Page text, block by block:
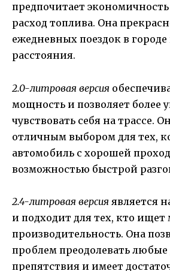
предпочитает
расход топлива. Она
ежедневных поездок в
расстояния.
2.0-литровая версия
мощность и позволяет более
чувствовать себя на трассе.
отличным выбором для тех,
автомобиль с хорошей
возможностью быстрой
2.4-литровая версия является
и подходит для тех, кто
производительность. Она
проблем преодолевать
препятствия и имеет